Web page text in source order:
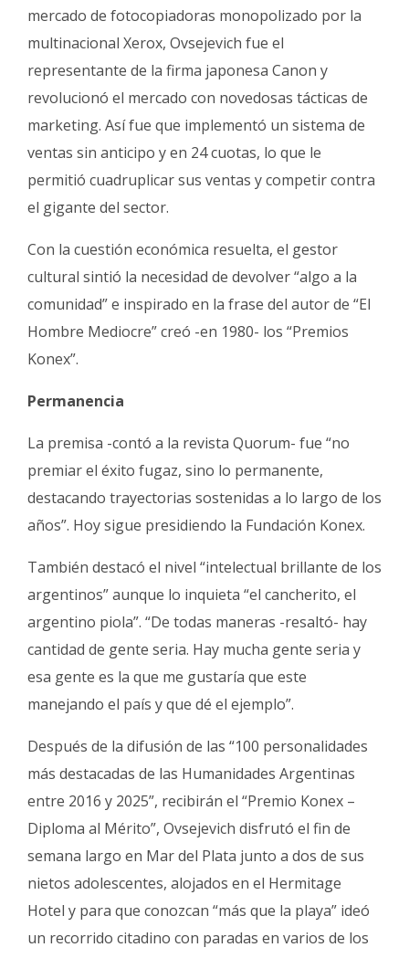
mercado de fotocopiadoras monopolizado por la
multinacional Xerox, Ovsejevich fue el
representante de la firma japonesa Canon y
revolucionó el mercado con novedosas tácticas de
marketing. Así fue que implementó un sistema de
ventas sin anticipo y en 24 cuotas, lo que le
permitió cuadruplicar sus ventas y competir contra
el gigante del sector.
Con la cuestión económica resuelta, el gestor
cultural sintió la necesidad de devolver “algo a la
comunidad” e inspirado en la frase del autor de “El
Hombre Mediocre” creó -en 1980- los “Premios
Konex”.
Permanencia
La premisa -contó a la revista Quorum- fue “no
premiar el éxito fugaz, sino lo permanente,
destacando trayectorias sostenidas a lo largo de los
años”. Hoy sigue presidiendo la Fundación Konex.
También destacó el nivel “intelectual brillante de los
argentinos” aunque lo inquieta “el cancherito, el
argentino piola”. “De todas maneras -resaltó- hay
cantidad de gente seria. Hay mucha gente seria y
esa gente es la que me gustaría que este
manejando el país y que dé el ejemplo”.
Después de la difusión de las “100 personalidades
más destacadas de las Humanidades Argentinas
entre 2016 y 2025”, recibirán el “Premio Konex –
Diploma al Mérito”, Ovsejevich disfrutó el fin de
semana largo en Mar del Plata junto a dos de sus
nietos adolescentes, alojados en el Hermitage
Hotel y para que conozcan “más que la playa” ideó
un recorrido citadino con paradas en varios de los